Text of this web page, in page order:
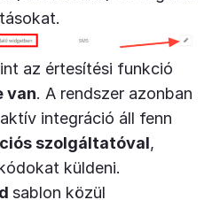
az értesítési funkció
van. A rendszer azonban
integráció áll fenn
szolgáltatóval,
küldeni.
sablon közül